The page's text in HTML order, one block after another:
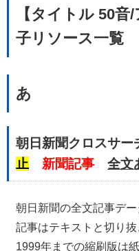
【タイトル 50
子リソース一覧
あ
朝日新聞クロスサー
止
新聞記事 全文
朝日新聞の全文記事デ
記事はテキストと切り
1999年までの縮刷版は